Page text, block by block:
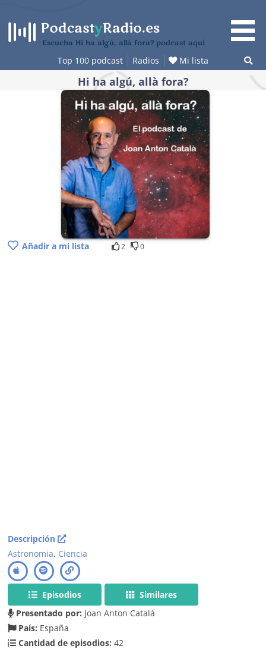
contenido
Escucha Hi ha algú, allà fora? podcast aquí
Top 100 podcast Radios Mi lista
Hi ha algú, allà fora?
Añadir a mi lista 2 0
Descripción
Astronomia, Ciencia
Episodios
Similares
Presentado por: Joan Anton Català
País: España
Cantidad de episodios: 42